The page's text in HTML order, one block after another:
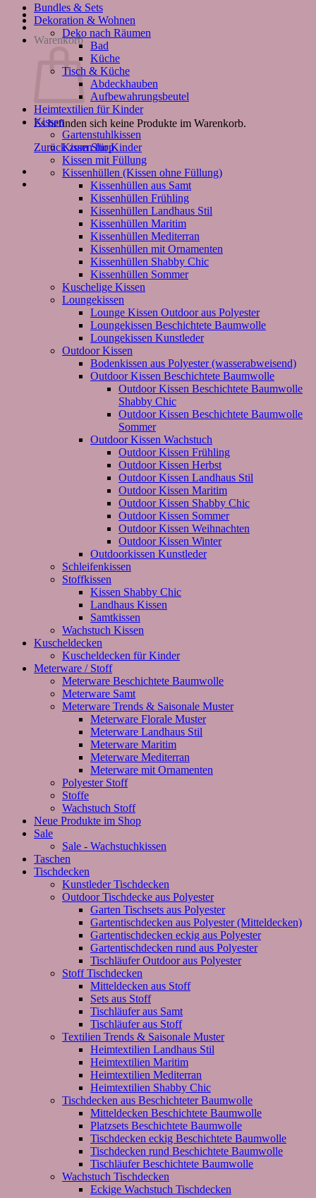
Warenkorb
Es befinden sich keine Produkte im Warenkorb.
Zurück zum Shop
Bundles & Sets
Dekoration & Wohnen
Deko nach Räumen
Bad
Küche
Tisch & Küche
Abdeckhauben
Aufbewahrungsbeutel
Heimtextilien für Kinder
Kissen
Gartenstuhlkissen
Kissen für Kinder
Kissen mit Füllung
Kissenhüllen (Kissen ohne Füllung)
Kissenhüllen aus Samt
Kissenhüllen Frühling
Kissenhüllen Landhaus Stil
Kissenhüllen Maritim
Kissenhüllen Mediterran
Kissenhüllen mit Ornamenten
Kissenhüllen Shabby Chic
Kissenhüllen Sommer
Kuschelige Kissen
Loungekissen
Lounge Kissen Outdoor aus Polyester
Loungekissen Beschichtete Baumwolle
Loungekissen Kunstleder
Outdoor Kissen
Bodenkissen aus Polyester (wasserabweisend)
Outdoor Kissen Beschichtete Baumwolle
Outdoor Kissen Beschichtete Baumwolle
Shabby Chic
Outdoor Kissen Beschichtete Baumwolle
Sommer
Outdoor Kissen Wachstuch
Outdoor Kissen Frühling
Outdoor Kissen Herbst
Outdoor Kissen Landhaus Stil
Outdoor Kissen Maritim
Outdoor Kissen Shabby Chic
Outdoor Kissen Sommer
Outdoor Kissen Weihnachten
Outdoor Kissen Winter
Outdoorkissen Kunstleder
Schleifenkissen
Stoffkissen
Kissen Shabby Chic
Landhaus Kissen
Samtkissen
Wachstuch Kissen
Kuscheldecken
Kuscheldecken für Kinder
Meterware / Stoff
Meterware Beschichtete Baumwolle
Meterware Samt
Meterware Trends & Saisonale Muster
Meterware Florale Muster
Meterware Landhaus Stil
Meterware Maritim
Meterware Mediterran
Meterware mit Ornamenten
Polyester Stoff
Stoffe
Wachstuch Stoff
Neue Produkte im Shop
Sale
Sale - Wachstuchkissen
Taschen
Tischdecken
Kunstleder Tischdecken
Outdoor Tischdecke aus Polyester
Garten Tischsets aus Polyester
Gartentischdecken aus Polyester (Mitteldecken)
Gartentischdecken eckig aus Polyester
Gartentischdecken rund aus Polyester
Tischläufer Outdoor aus Polyester
Stoff Tischdecken
Mitteldecken aus Stoff
Sets aus Stoff
Tischläufer aus Samt
Tischläufer aus Stoff
Textilien Trends & Saisonale Muster
Heimtextilien Landhaus Stil
Heimtextilien Maritim
Heimtextilien Mediterran
Heimtextilien Shabby Chic
Tischdecken aus Beschichteter Baumwolle
Mitteldecken Beschichtete Baumwolle
Platzsets Beschichtete Baumwolle
Tischdecken eckig Beschichtete Baumwolle
Tischdecken rund Beschichtete Baumwolle
Tischläufer Beschichtete Baumwolle
Wachstuch Tischdecken
Eckige Wachstuch Tischdecken